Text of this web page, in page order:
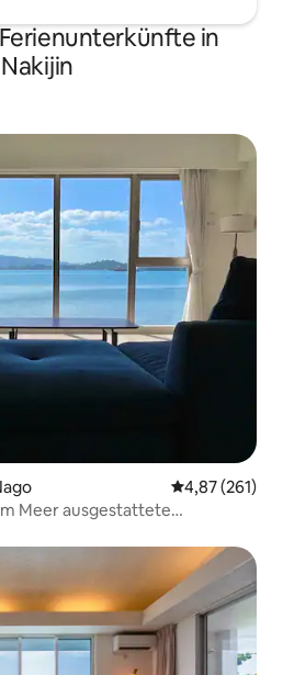
in
Nakijin
4,87 (261)
Meer ausgestattete